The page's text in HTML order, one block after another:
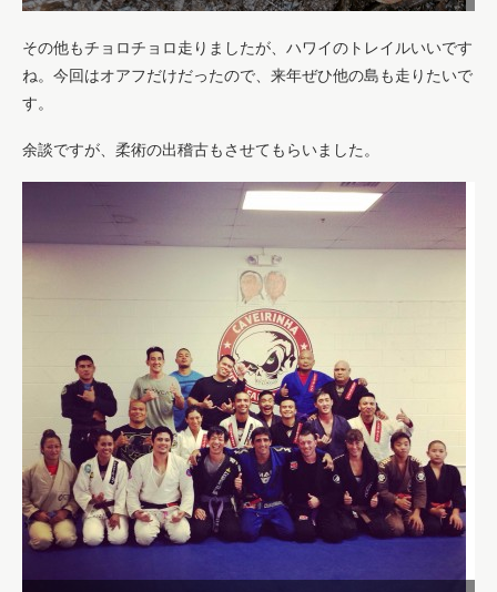
その他もチョロチョロ走りましたが、ハワイのトレイルいいです
ね。今回はオアフだけだったので、来年ぜひ他の島も走りたいで
す。
余談ですが、柔術の出稽古もさせてもらいました。